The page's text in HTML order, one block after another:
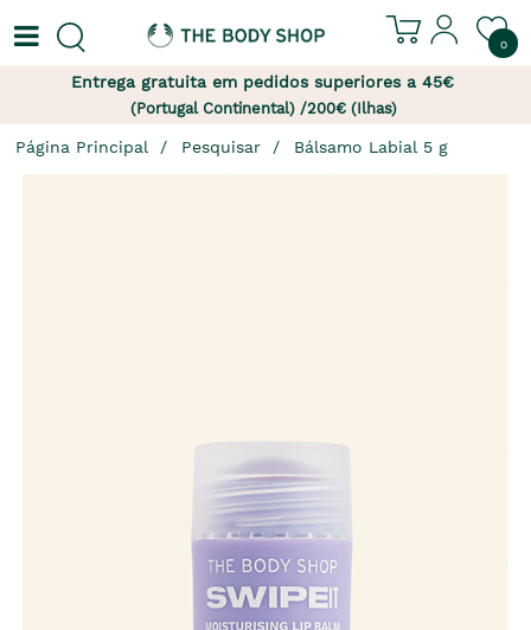
0
Entrega gratuita em pedidos superiores a 45€
(Portugal Continental) /200€ (Ilhas)
Página Principal Pesquisar Bálsamo Labial 5 g